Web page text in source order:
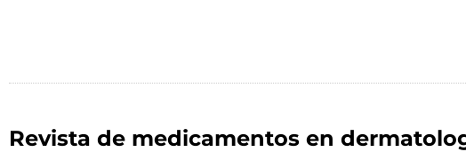
Revista de medicamentos en